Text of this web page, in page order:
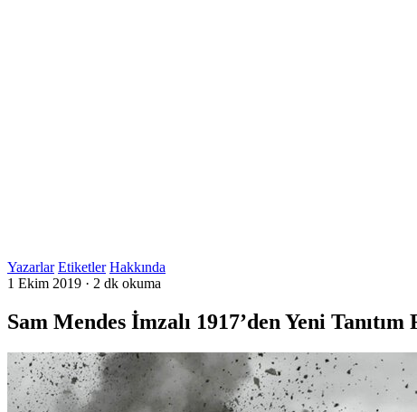
Yazarlar Etiketler Hakkında
1 Ekim 2019 · 2 dk okuma
Sam Mendes İmzalı 1917’den Yeni Tanıtım